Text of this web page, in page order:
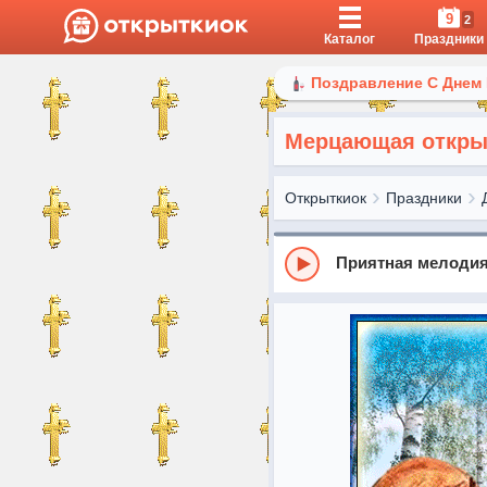
Каталог
9 2
Праздники
Поздравление С
Мерцающая
Открыткиок Праздники
Приятная